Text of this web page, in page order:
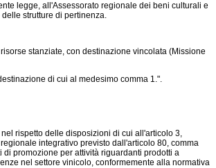
legge, all'Assessorato regionale dei beni culturali e
strutture di pertinenza.
stanziate, con destinazione vincolata (Missione
di cui al medesimo comma 1.".
rispetto delle disposizioni di cui all'articolo 3,
integrativo previsto dall'articolo 80, comma
promozione per attività riguardanti prodotti a
nel settore vinicolo, conformemente alla normativa